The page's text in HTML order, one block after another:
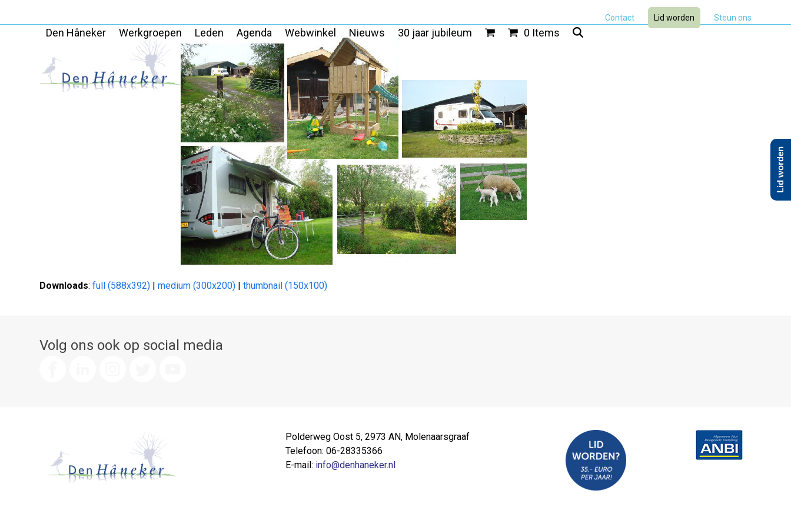
Contact Lid worden Steun ons
Den Hâneker Werkgroepen Leden Agenda Webwinkel Nieuws 30 jaar jubileum 0 Items
Downloads:full (588x392) |medium (300x200) |thumbnail (150x100)
Volg ons ook op social media
Polderweg Oost 5, 2973 AN, Molenaarsgraaf
Telefoon: 06-28335366
E-mail: info@denhaneker.nl
Lid worden